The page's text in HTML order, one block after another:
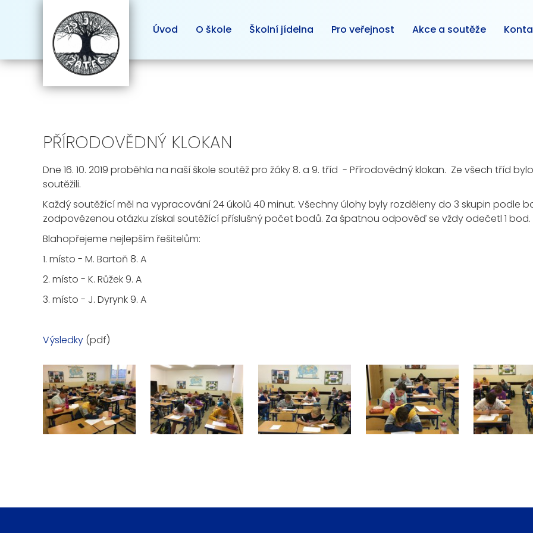
Úvod O škole Školní jídelna Pro veřejnost Akce a soutěže
PŘÍRODOVĚDNÝ KLOKAN
Dne 16. 10. 2019 proběhla na naší škole soutěž pro žáky 8. a 9. tříd - Přírodovědný klokan. Ze všech tříd
soutěžili.
Každý soutěžící měl na vypracování 24 úkolů 40 minut. Všechny úlohy byly rozděleny do 3 skupin podle
zodpovězenou otázku získal soutěžící příslušný počet bodů. Za špatnou odpověď se vždy odečetl 1
Blahopřejeme nejlepším řešitelům:
1. místo - M. Bartoň 8. A
2. místo - K. Růžek 9. A
3. místo - J. Dyrynk 9. A
Výsledky (pdf)